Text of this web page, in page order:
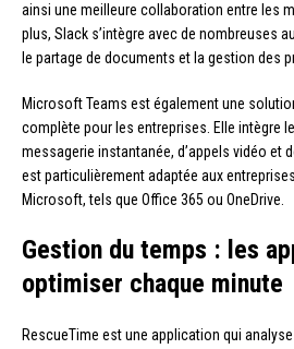
ainsi une meilleure collaboration entre les
plus, Slack s’intègre avec de nombreuses
le partage de documents et la gestion des
Microsoft Teams est également une
complète pour les entreprises. Elle intègre
messagerie instantanée, d’appels vidéo et
est particulièrement adaptée aux
Microsoft, tels que Office 365 ou OneDrive.
Gestion du temps : les
optimiser chaque minute
RescueTime est une application qui